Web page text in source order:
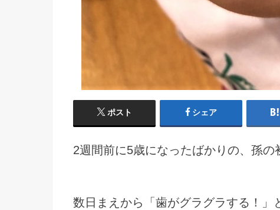
ポスト シェア
2週間前に5歳になったばかりの、孫の
数日まえから「歯がグラグラする！」